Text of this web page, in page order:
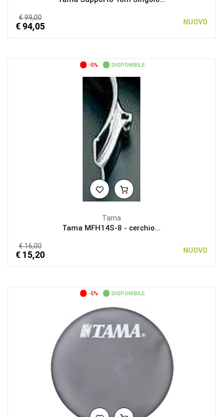
€ 99,00
€ 94,05 NUOVO
-5% DISPONIBILE
Tama
Tama MFH14S-8 - cerchio...
€ 16,00
€ 15,20 NUOVO
-5% DISPONIBILE